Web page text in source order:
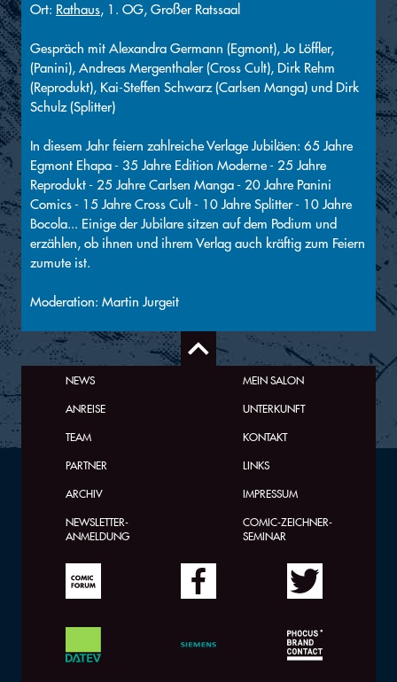
Ort: Rathaus, 1. OG, Großer Ratssaal
Gespräch mit Alexandra Germann (Egmont), Jo Löffler,
(Panini), Andreas Mergenthaler (Cross Cult), Dirk Rehm
(Reprodukt), Kai-Steffen Schwarz (Carlsen Manga) und Dirk
Schulz (Splitter)
In diesem Jahr feiern zahlreiche Verlage Jubiläen: 65 Jahre
Egmont Ehapa - 35 Jahre Edition Moderne - 25 Jahre
Reprodukt - 25 Jahre Carlsen Manga - 20 Jahre Panini
Comics - 15 Jahre Cross Cult - 10 Jahre Splitter - 10 Jahre
Bocola... Einige der Jubilare sitzen auf dem Podium und
erzählen, ob ihnen und ihrem Verlag auch kräftig zum Feiern
zumute ist.
Moderation: Martin Jurgeit
NEWS
MEIN SALON
ANREISE
UNTERKUNFT
TEAM
KONTAKT
PARTNER
LINKS
ARCHIV
IMPRESSUM
NEWSLETTER-
ANMELDUNG
COMIC-ZEICHNER-
SEMINAR